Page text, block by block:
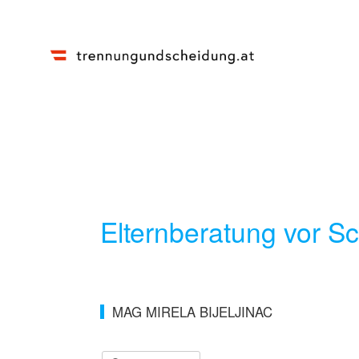
Elternberatung vor
MAG MIRELA BIJELJINAC